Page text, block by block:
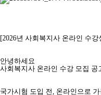
[2026년 사회복지사 온라인 수강
안녕하세요
사회복지사 온라인 수강 모집
국가시험 도입 전, 온라인으로 가